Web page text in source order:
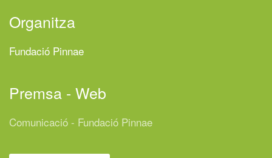
Organitza
Fundació Pinnae
Premsa - Web
Comunicació - Fundació Pinnae